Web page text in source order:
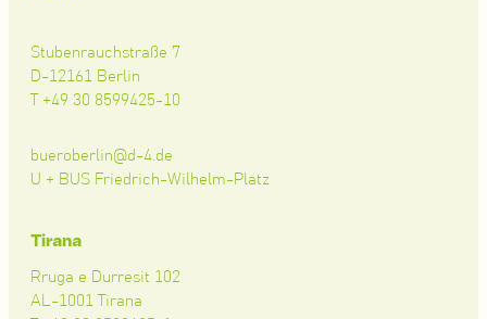
Stubenrauchstraße 7
D-12161 Berlin
T +49 30 8599425-10
bueroberlin@d-4.de
U + BUS Friedrich-Wilhelm-Platz
Tirana
Rruga e Durresit 102
AL-1001 Tirana